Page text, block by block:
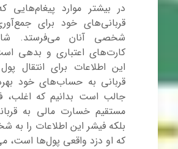
در بیشتر موارد پیغام‌هایی
قربانی‌های خود برای
شخصی آنان می‌فرستد.
کارت‌های اعتباری و بدهی
این اطلاعات برای انتقال
قربانی به حساب‌های خود
جالب است بدانیم که اغلب،
مستقیم خسارت مالی به
بلکه فیشر این اطلاعات را
که او دزد واقعی پول‌ها است،